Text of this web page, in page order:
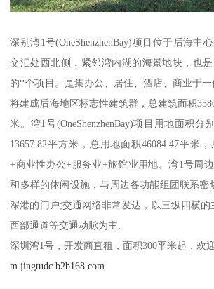
深别湾1号(OneShenzhenBay)项目位于后海中
交汇处西北侧，紧邻湾内湖的海景地块，也
的*个项目。是集办公、居住、酒店、商业于
将建成后海地区标志性建筑群，总建筑面积
米。湾1号(OneShenzhenBay)项目用地面积分
13657.82平方米，总用地面积46084.47平米
+商业性办公+服务业+旅馆业用地。湾1号周
和多样的休闲设施，与周边各功能组团联系密
深港的门户;交通网络非常发达，以三纵四横的
西部通道等交通动脉为主.
深圳湾1号，开发商直租，面积300平米起，欢
m.jingtudc.b2b168.com